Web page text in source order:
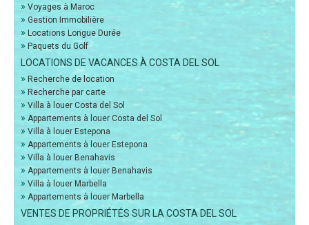
» Voyages à Maroc
» Gestion Immobilière
» Locations Longue Durée
» Paquets du Golf
LOCATIONS DE VACANCES À COSTA DEL SOL
» Recherche de location
» Recherche par carte
» Villa à louer Costa del Sol
» Appartements à louer Costa del Sol
» Villa à louer Estepona
» Appartements à louer Estepona
» Villa à louer Benahavis
» Appartements à louer Benahavis
» Villa à louer Marbella
» Appartements à louer Marbella
VENTES DE PROPRIÉTÉS SUR LA COSTA DEL SOL